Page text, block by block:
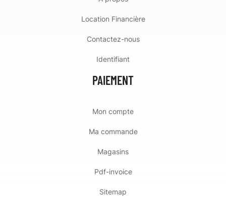
Location Financière
Contactez-nous
Identifiant
PAIEMENT
Mon compte
Ma commande
Magasins
Pdf-invoice
Sitemap